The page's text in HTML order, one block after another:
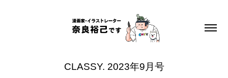
CLASSY. 2023年9月号